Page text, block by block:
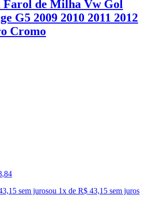
de Milha Vw Gol
G5 2009 2010 2011 2012
Cromo
,84
sem jurosou 1x de R$ 43,15 sem juros